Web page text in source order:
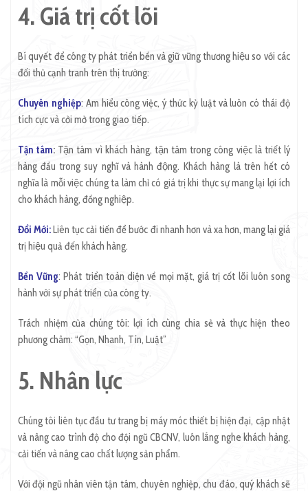
4. Giá trị cốt lõi
Bí quyết để công ty phát triển bền và giữ vững thương hiệu so với các
đối thủ cạnh tranh trên thị trường:
Chuyên nghiệp: Am hiểu công việc, ý thức kỷ luật và luôn có thái độ
tích cực và cởi mở trong giao tiếp.
Tận tâm: Tận tâm vì khách hàng, tận tâm trong công việc là triết lý
hàng đầu trong suy nghĩ và hành động. Khách hàng là trên hết có
nghĩa là mỗi việc chúng ta làm chỉ có giá trị khi thực sự mang lại lợi ích
cho khách hàng, đồng nghiệp.
Đổi Mới:Liên tục cải tiến để bước đi nhanh hơn và xa hơn, mang lại giá
trị hiệu quả đến khách hàng.
Bền Vững: Phát triển toàn diện về mọi mặt, giá trị cốt lõi luôn song
hành với sự phát triển của công ty.
Trách nhiệm của chúng tôi: lợi ích cùng chia sẻ và thực hiện theo
phương châm: “Gọn, Nhanh, Tín, Luật”
5. Nhân lực
Chúng tôi liên tục đầu tư trang bị máy móc thiết bị hiện đại, cập nhật
và nâng cao trình độ cho đội ngũ CBCNV, luôn lắng nghe khách hàng,
cải tiến và nâng cao chất lượng sản phẩm.
Với đội ngũ nhân viên tận tâm, chuyên nghiệp, chu đáo, quý khách sẽ